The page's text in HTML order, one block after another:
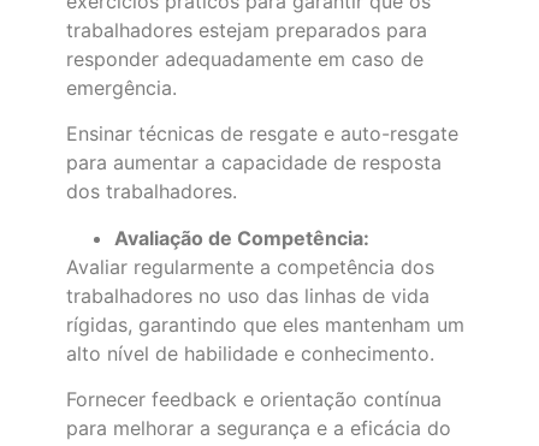
trabalhadores estejam preparados para
responder adequadamente em caso de
emergência.
Ensinar técnicas de resgate e auto-resgate
para aumentar a capacidade de resposta
dos trabalhadores.
Avaliação de Competência:
Avaliar regularmente a competência dos
trabalhadores no uso das linhas de vida
rígidas, garantindo que eles mantenham um
alto nível de habilidade e conhecimento.
Fornecer feedback e orientação contínua
para melhorar a segurança e a eficácia do